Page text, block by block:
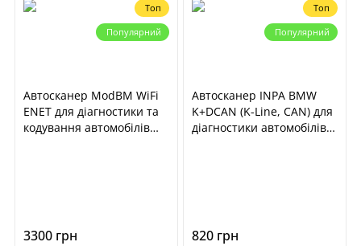
Топ
Популярний
Автосканер ModBM WiFi
ENET для діагностики та
кодування автомобілів
3300 грн
Топ
Популярний
Автосканер INPA BMW
K+DCAN (K-Line, CAN) для
діагностики автомобілів
820 грн